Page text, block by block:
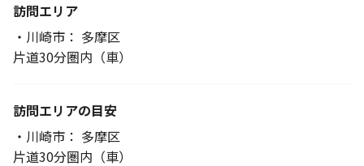
訪問エリア
・川崎市： 多摩区
片道30分圏内（車）
訪問エリアの目安
・川崎市： 多摩区
片道30分圏内（車）